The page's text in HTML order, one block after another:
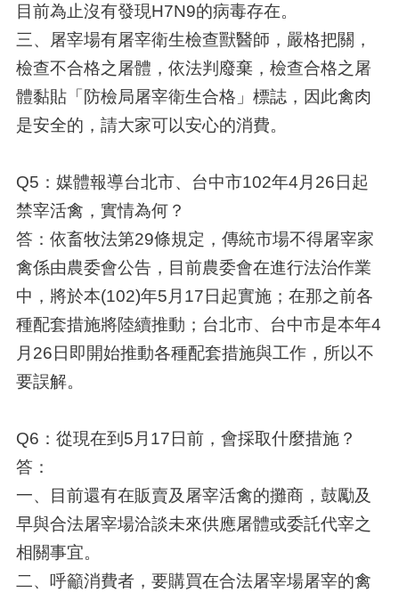
目前為止沒有發現H7N9的病毒存在。
三、屠宰場有屠宰衛生檢查獸醫師，嚴格把關，
檢查不合格之屠體，依法判廢棄，檢查合格之屠
體黏貼「防檢局屠宰衛生合格」標誌，因此禽肉
是安全的，請大家可以安心的消費。
Q5：媒體報導台北市、台中市102年4月26日起
禁宰活禽，實情為何？
答：依畜牧法第29條規定，傳統市場不得屠宰家
禽係由農委會公告，目前農委會在進行法治作業
中，將於本(102)年5月17日起實施；在那之前各
種配套措施將陸續推動；台北市、台中市是本年4
月26日即開始推動各種配套措施與工作，所以不
要誤解。
Q6：從現在到5月17日前，會採取什麼措施？
答：
一、目前還有在販賣及屠宰活禽的攤商，鼓勵及
早與合法屠宰場洽談未來供應屠體或委託代宰之
相關事宜。
二、呼籲消費者，要購買在合法屠宰場屠宰的禽